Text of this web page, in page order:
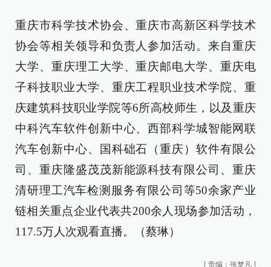
重庆市科学技术协会、重庆市高新区科学技术
协会等相关领导和负责人参加活动。来自重庆
大学、重庆理工大学、重庆邮电大学、重庆电
子科技职业大学、重庆工程职业技术学院、重
庆建筑科技职业学院等6所高校师生，以及重庆
中科汽车软件创新中心、西部科学城智能网联
汽车创新中心、国科础石（重庆）软件有限公
司、重庆隆盛茂茂新能源科技有限公司、重庆
清研理工汽车检测服务有限公司等50余家产业
链相关重点企业代表共200余人现场参加活动，
117.5万人次观看直播。
（蔡琳）
[ 责编：张梦凡 ]